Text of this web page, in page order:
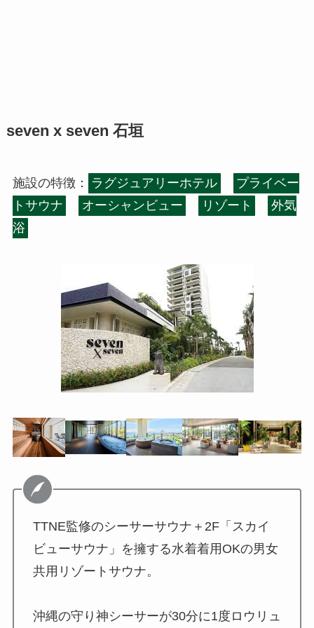
seven x seven 石垣
施設の特徴： ラグジュアリーホテル
プライベー
トサウナ
オーシャンビュー リゾート
外気
浴
TTNE監修のシーサーサウナ＋2F「スカイ
ビューサウナ」を擁する水着着用OKの男女
共用リゾートサウナ。
沖縄の守り神シーサーが30分に1度ロウリュ